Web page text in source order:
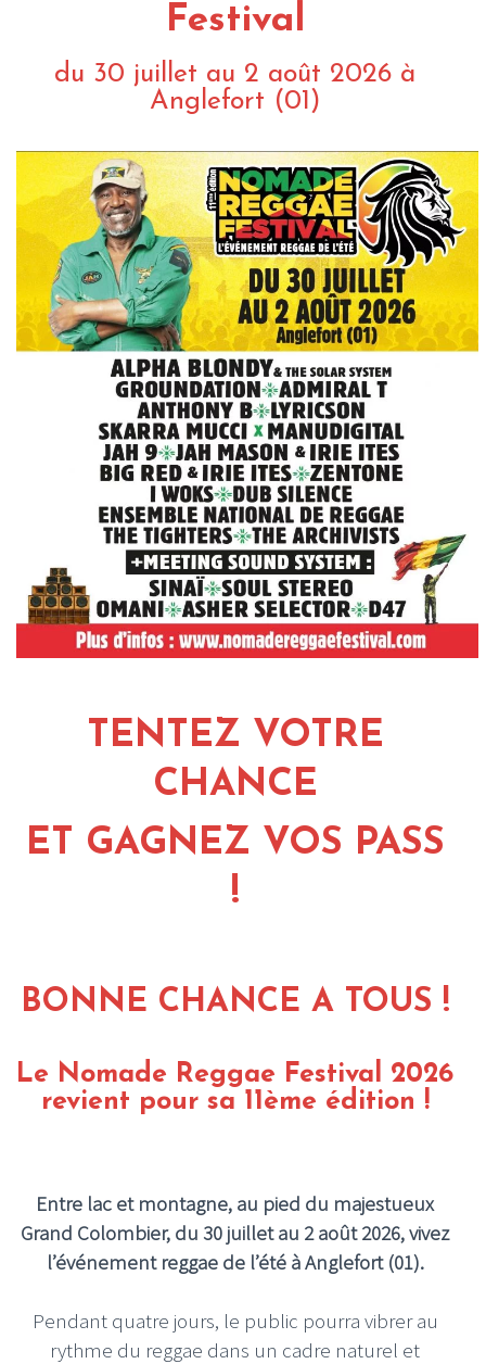
Festival
du 30 juillet au 2 août 2026 à
Anglefort (01)
TENTEZ VOTRE
CHANCE
ET GAGNEZ VOS PASS
!
BONNE CHANCE A TOUS !
Le Nomade Reggae Festival 2026
revient pour sa 11ème édition !
Entre lac et montagne, au pied du majestueux
Grand Colombier, du 30 juillet au 2 août 2026, vivez
l’événement reggae de l’été à Anglefort (01).
Pendant quatre jours, le public pourra vibrer au
rythme du reggae dans un cadre naturel et